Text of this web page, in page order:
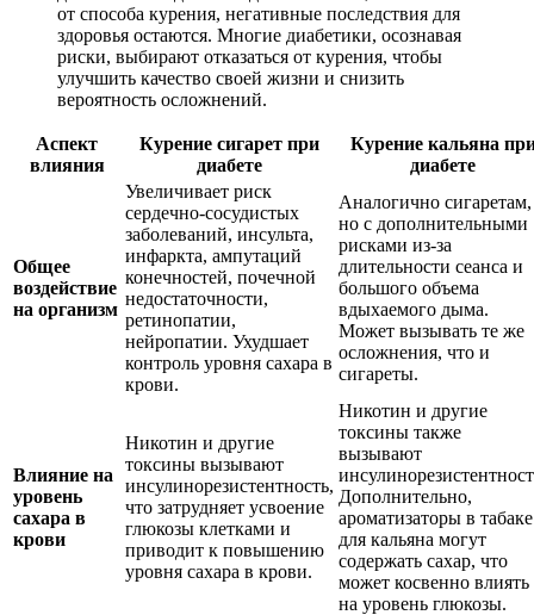
от способа курения, негативные последствия для
здоровья остаются. Многие диабетики, осознавая
риски, выбирают отказаться от курения, чтобы
улучшить качество своей жизни и снизить
вероятность осложнений.
Аспект
влияния
Курение сигарет при
диабете
Курение кальяна
диабете
Общее
воздействие
на организм
Увеличивает риск
сердечно-сосудистых
заболеваний, инсульта,
инфаркта, ампутаций
конечностей, почечной
недостаточности,
ретинопатии,
нейропатии. Ухудшает
контроль уровня сахара в
крови.
Аналогично сигаретам,
но с дополнительными
рисками из-за
длительности сеанса и
большого объема
вдыхаемого дыма.
Может вызывать те же
осложнения, что и
сигареты.
Влияние на
уровень
сахара в
крови
Никотин и другие
токсины вызывают
инсулинорезистентность,
что затрудняет усвоение
глюкозы клетками и
приводит к повышению
уровня сахара в крови.
Никотин и другие
токсины также
вызывают
Дополнительно,
ароматизаторы в табаке
для кальяна могут
содержать сахар, что
может косвенно влиять
на уровень глюкозы.